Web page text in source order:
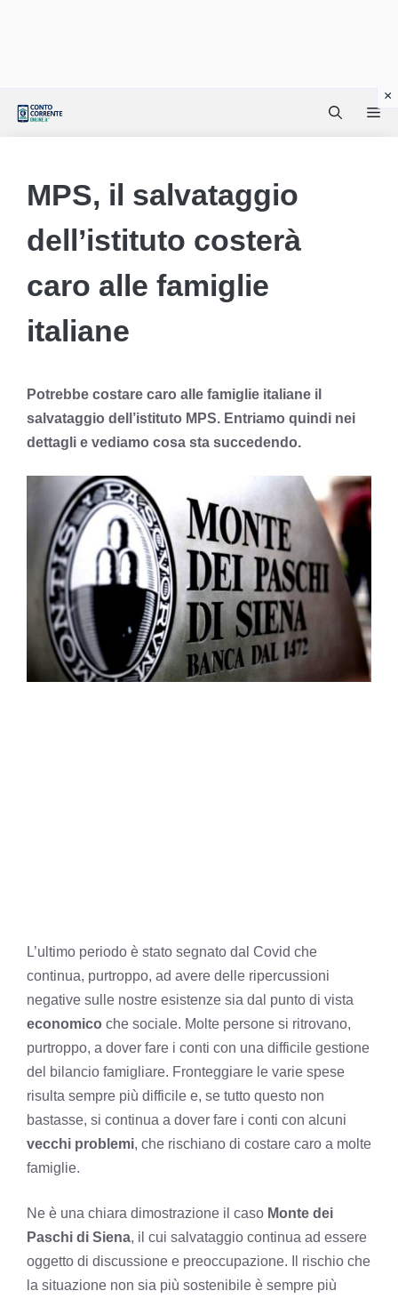
MPS, il salvataggio
dell’istituto costerà
caro alle famiglie
italiane
Potrebbe costare caro alle famiglie italiane il
salvataggio dell’istituto MPS. Entriamo quindi nei
dettagli e vediamo cosa sta succedendo.
L’ultimo periodo è stato segnato dal Covid che
continua, purtroppo, ad avere delle ripercussioni
negative sulle nostre esistenze sia dal punto di vista
economico che sociale. Molte persone si ritrovano,
purtroppo, a dover fare i conti con una difficile gestione
del bilancio famigliare. Fronteggiare le varie spese
risulta sempre più difficile e, se tutto questo non
bastasse, si continua a dover fare i conti con alcuni
vecchi problemi, che rischiano di costare caro a molte
famiglie.
Ne è una chiara dimostrazione il caso Monte dei
Paschi di Siena, il cui salvataggio continua ad essere
oggetto di discussione e preoccupazione. Il rischio che
la situazione non sia più sostenibile è sempre più